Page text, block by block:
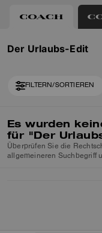
Der Urlaubs-Edit
FILTERN/SORTIEREN
Es wurden
für "Der
Überprüfen Sie die
allgemeineren Suchbegriff